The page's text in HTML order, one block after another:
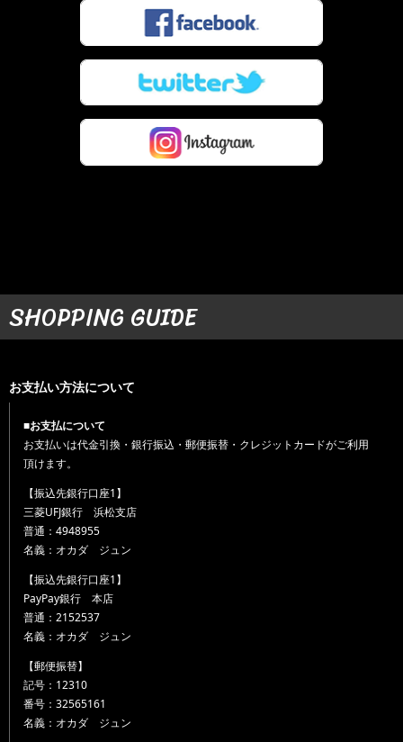
SHOPPING GUIDE
お支払い方法について
■お支払について
お支払いは代金引換・銀行振込・郵便振替・クレジットカードがご利用
頂けます。
【振込先銀行口座1】
三菱UFJ銀行 浜松支店
普通：4948955
名義：オカダ ジュン
【振込先銀行口座1】
PayPay銀行 本店
普通：2152537
名義：オカダ ジュン
【郵便振替】
記号：12310
番号：32565161
名義：オカダ ジュン